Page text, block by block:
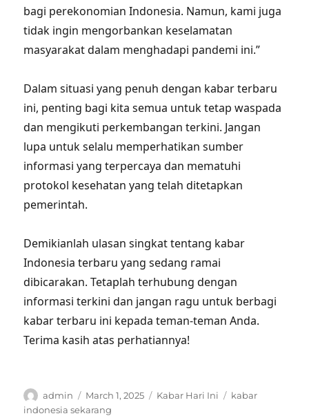
bagi perekonomian Indonesia. Namun, kami juga
tidak ingin mengorbankan keselamatan
masyarakat dalam menghadapi pandemi ini.”
Dalam situasi yang penuh dengan kabar terbaru
ini, penting bagi kita semua untuk tetap waspada
dan mengikuti perkembangan terkini. Jangan
lupa untuk selalu memperhatikan sumber
informasi yang terpercaya dan mematuhi
protokol kesehatan yang telah ditetapkan
pemerintah.
Demikianlah ulasan singkat tentang kabar
Indonesia terbaru yang sedang ramai
dibicarakan. Tetaplah terhubung dengan
informasi terkini dan jangan ragu untuk berbagi
kabar terbaru ini kepada teman-teman Anda.
Terima kasih atas perhatiannya!
Author
admin
Posted
on
March 1, 2025 Categories
Kabar Hari Ini Tags
kabar
indonesia sekarang